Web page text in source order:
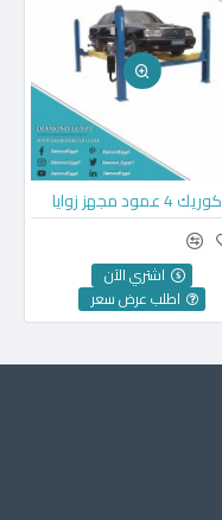
كوريك 4 عمود مجهز زوايا
اشتري الآن
اطلب عرض سعر